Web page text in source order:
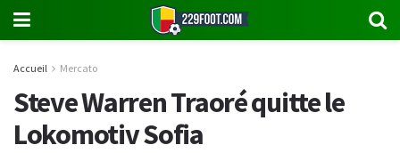
Accueil Mercato
Steve Warren Traoré quitte le
Lokomotiv Sofia